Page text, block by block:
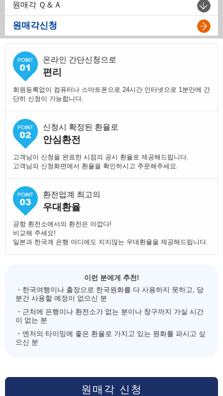
원매각 Ｑ＆Ａ
원매각신청
온라인 간단신청으로
편리
회원등록없이 컴퓨터나 스마트폰으로 24시간 인터넷으로 1분만에 간
단히 신청이 가능합니다.
신청시 확정된 환율로
안심환전
고객님이 신청을 완료한 시점의 공시 환율로 제공해드립니다.
고객님의 신청화면에서 환율을 확인하시고 주문해주세요.
환전업계 최고의
우대환율
공항 환전소에서의 환전은 아깝다!
비교해 주세요!
일본과 한국계 은행 어디에도 지지않는 우대환율을 제공해드립니다.
이런 분에게 추천!
・한국여행이나 출장으로 한국원화를 다 사용하지 못하고, 당
분간 사용할 예정이 없으신 분
・근처에 은행이나 환전소가 없는 분이나 창구까지 가실 시간
이 없는 분
・엔저의 타이밍에 좋은 환율로 가지고 있는 원화를 파시고 싶
으신 분
원매각 신청